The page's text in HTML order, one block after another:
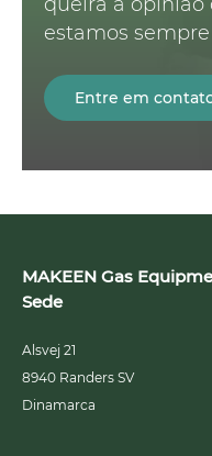
estamos
Entre em
MAKEEN Gas
Sede
Alsvej 21
8940 Randers SV
Dinamarca